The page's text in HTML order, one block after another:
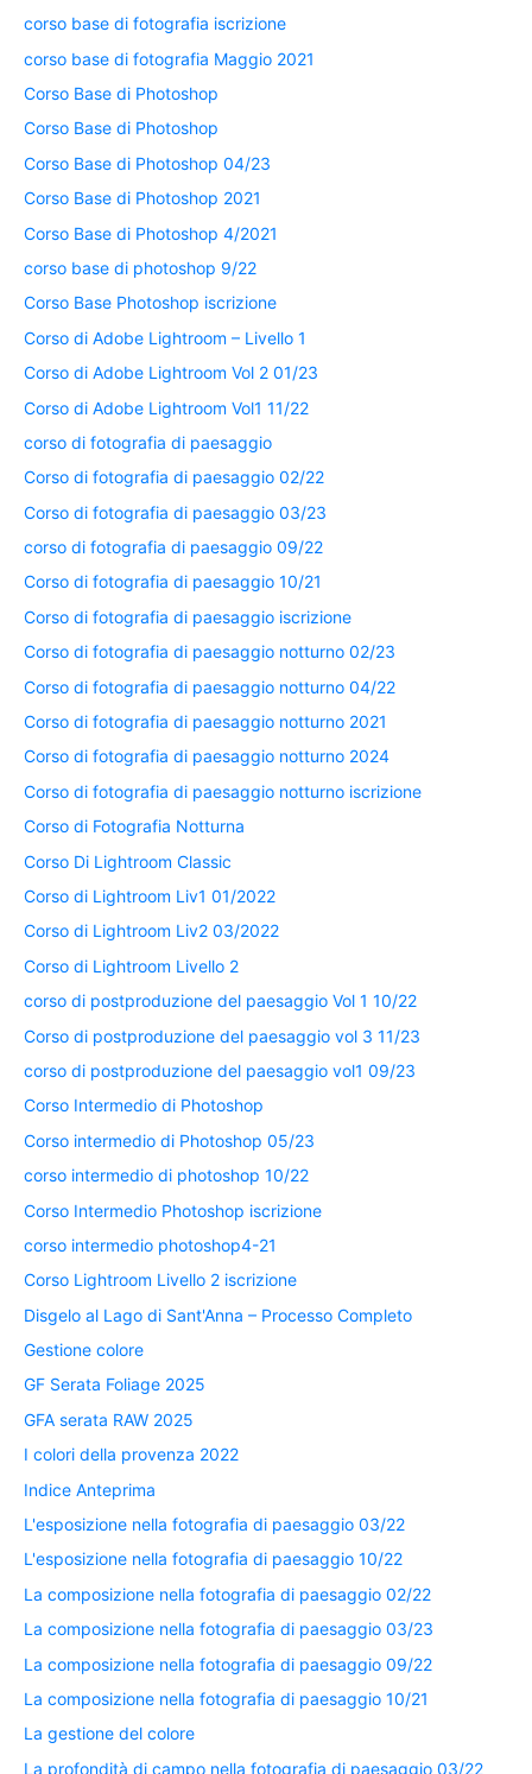
corso base di fotografia iscrizione
corso base di fotografia Maggio 2021
Corso Base di Photoshop
Corso Base di Photoshop
Corso Base di Photoshop 04/23
Corso Base di Photoshop 2021
Corso Base di Photoshop 4/2021
corso base di photoshop 9/22
Corso Base Photoshop iscrizione
Corso di Adobe Lightroom – Livello 1
Corso di Adobe Lightroom Vol 2 01/23
Corso di Adobe Lightroom Vol1 11/22
corso di fotografia di paesaggio
Corso di fotografia di paesaggio 02/22
Corso di fotografia di paesaggio 03/23
corso di fotografia di paesaggio 09/22
Corso di fotografia di paesaggio 10/21
Corso di fotografia di paesaggio iscrizione
Corso di fotografia di paesaggio notturno 02/23
Corso di fotografia di paesaggio notturno 04/22
Corso di fotografia di paesaggio notturno 2021
Corso di fotografia di paesaggio notturno 2024
Corso di fotografia di paesaggio notturno iscrizione
Corso di Fotografia Notturna
Corso Di Lightroom Classic
Corso di Lightroom Liv1 01/2022
Corso di Lightroom Liv2 03/2022
Corso di Lightroom Livello 2
corso di postproduzione del paesaggio Vol 1 10/22
Corso di postproduzione del paesaggio vol 3 11/23
corso di postproduzione del paesaggio vol1 09/23
Corso Intermedio di Photoshop
Corso intermedio di Photoshop 05/23
corso intermedio di photoshop 10/22
Corso Intermedio Photoshop iscrizione
corso intermedio photoshop4-21
Corso Lightroom Livello 2 iscrizione
Disgelo al Lago di Sant'Anna – Processo Completo
Gestione colore
GF Serata Foliage 2025
GFA serata RAW 2025
I colori della provenza 2022
Indice Anteprima
L'esposizione nella fotografia di paesaggio 03/22
L'esposizione nella fotografia di paesaggio 10/22
La composizione nella fotografia di paesaggio 02/22
La composizione nella fotografia di paesaggio 03/23
La composizione nella fotografia di paesaggio 09/22
La composizione nella fotografia di paesaggio 10/21
La gestione del colore
La profondità di campo nella fotografia di paesaggio 03/22